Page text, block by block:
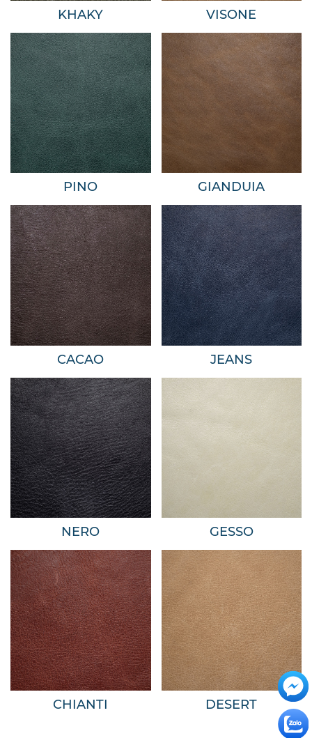
KHAKY VISONE
PINO GIANDUIA
CACAO JEANS
NERO GESSO
CHIANTI DESERT